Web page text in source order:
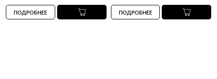
ПОДРОБНЕЕ ПОДРОБНЕЕ